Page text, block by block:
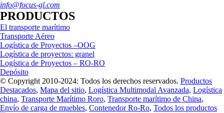
info@focus-gl.com
PRODUCTOS
El transporte marítimo
Transporte Aéreo
Logística de Proyectos –OOG
Logística de proyectos: granel
Logística de Proyectos – RO-RO
Depósito
© Copyright 2010-2024: Todos los derechos reservados. Productos
Destacados, Mapa del sitio, Logística Multimodal Avanzada, Logística
china, Transporte Marítimo Roro, Transporte marítimo de China,
Envío de carga de muebles, Contenedor Ro-Ro, Todos los productos